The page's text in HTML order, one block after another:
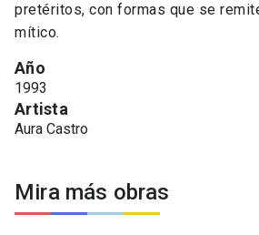
pretéritos, con formas que se
mítico.
Año
1993
Artista
Aura Castro
Mira más obras